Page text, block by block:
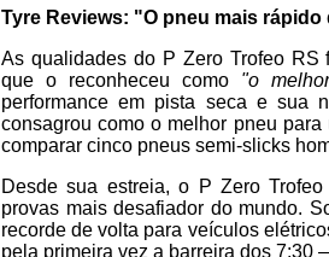
Tyre Reviews: "O pneu mais
As qualidades do P Zero Trofeo RS
que o reconheceu como "o
performance em pista seca e sua
consagrou como o melhor pneu
comparar cinco pneus semi-slicks
Desde sua estreia, o P Zero
provas mais desafiador do mundo.
recorde de volta para veículos
pela primeira vez a barreira dos 7:30